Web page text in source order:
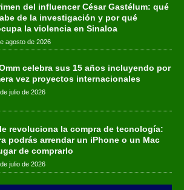
del influencer César Gastélum: qué
de la investigación y por qué
la violencia en Sinaloa
agosto de 2026
celebra sus 15 años incluyendo por
vez proyectos internacionales
julio de 2026
revoluciona la compra de tecnología:
podrás arrendar un iPhone o un Mac
de comprarlo
julio de 2026